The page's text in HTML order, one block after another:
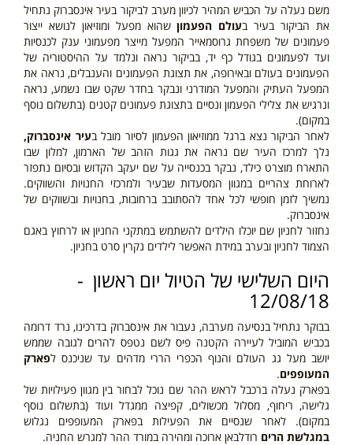
משם נעלה על הכביש המהיר לכיוון מערב לביקור בעיר אינסברוק נתחיל
את הביקור בעיר בעולם הפעמוןשהוא מפעל ומוזיאון לנושא ייצור
פעמונים של משפחת גרוסמאייר המפעל מייצר מפעמוני ענק לכנסיות
ועד לפעמונים בגודל כף יד, בביקור נראה ונלמד על ההיסטוריה של
הפעמונים בעולם ובאירופה, את תצוגת הפעמונים והענבלים, נראה את
המפעל העתיק והמפעל המודרני ונבקר בחדר שקט שבו נשמע, נראה
ונרגיש את צלילי הפעמון ונסיים בתצוגת פעמונים קטנים (בתשלום נוסף
במקום).
לאחר הביקור נצא ברגל ממוזיאון הפעמון לסיור מובל בעיר אינסברוק,
נלך למרכז העיר שם נראה את גגות הזהב של הארמון, למלון שבו
התארח מוצרט כילד, נבקר בכנסייה על שם יעקב הקדוש ובסיום נתפזר
לארוחת צהריים במגוון המסעדות שבעיר ולמרכזי החנויות והשווקים.
נמשיך לזמן חופשי לכל אחד להסתובב ברחובות, בחנויות ובשווקים של
אינסברוק.
נחזור לחניון שם יוכלו הילדים להשתמש במתקני החניון או לרחוץ באגם
הצמוד לחניון ובערב במידת האפשר לילדים נקרין סרט בחניון.
היום השלישי של הטיול יום ראשון -
12/08/18
בבוקר נתחיל בנסיעה מערבה, נעבור את אינסברוק בדרכינו, נרד דרומה
בכביש המוביל לעיירה הקטנה פיס לשם נטפס להרים לגובה שממש
יושב מעל גג העולם והנוף הכפרי הררי מדהים עד שניכנס לפארק
המעופפים.
בפארק נעלה ברכבל לראש ההר שם נוכל לבחור בין מגוון פעילויות של
גלישה, ריחוף, מסלול מכשולים, קפיצה ממגדל ועוד (בתשלום נוסף
במקום). לאחר שנסיים את הפעילות בפארק המעופפים נגלוש
במגלשת הרים רודלבאן ארוכה ומהירה במורד ההר למגרש החניה.